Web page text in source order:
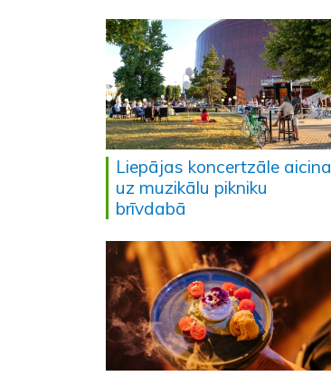
Liepājas koncertzāle aicina
uz muzikālu pikniku
brīvdabā